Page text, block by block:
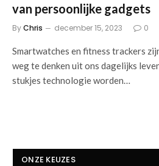
van persoonlijke gadgets
ByChris december 15, 2023 0
Smartwatches en fitness trackers
weg te denken uit ons dagelijks
stukjes technologie worden…
ONZE KEUZES